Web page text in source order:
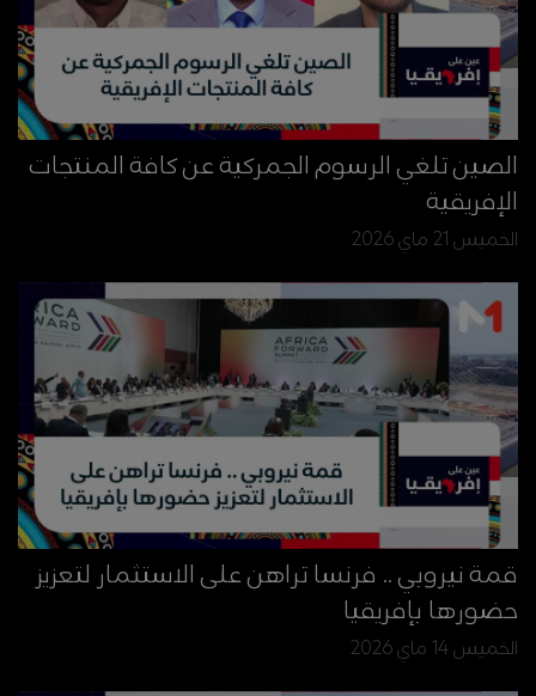
الصين تلغي الرسوم الجمركية عن كافة المنتجات
الإفريقية
الخميس 21 ماي 2026
قمة نيروبي .. فرنسا تراهن على الاستثمار لتعزيز
حضورها بإفريقيا
الخميس 14 ماي 2026